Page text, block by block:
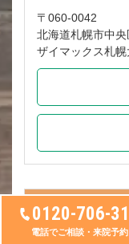
0120-706-
電話でご相談・来院予約
〒060-0042
北海道札幌市中
ザイマックス札
診療案内